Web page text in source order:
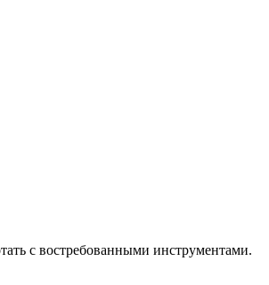
с востребованными инструментами.